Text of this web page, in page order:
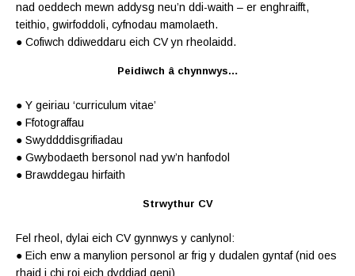
nad oeddech mewn addysg neu’n ddi-waith – er enghraifft,
teithio, gwirfoddoli, cyfnodau mamolaeth.
● Cofiwch ddiweddaru eich CV yn rheolaidd.
Peidiwch â chynnwys…
● Y geiriau ‘curriculum vitae’
● Ffotograffau
● Swydd­ddisgrifiadau
● Gwybodaeth bersonol nad yw’n hanfodol
● Brawddegau hirfaith
Strwythur CV
Fel rheol, dylai eich CV gynnwys y canlynol:
● Eich enw a manylion personol ar frig y dudalen gyntaf (nid oes
rhaid i chi roi eich dyddiad geni)